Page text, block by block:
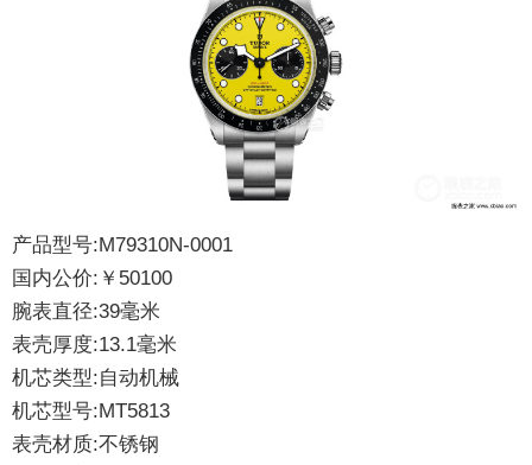
产品型号:M79310N-0001
国内公价:￥50100
腕表直径:39毫米
表壳厚度:13.1毫米
机芯类型:自动机械
机芯型号:MT5813
表壳材质:不锈钢